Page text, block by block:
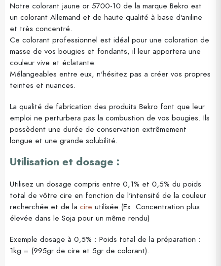
Notre colorant jaune or 5700-10 de la marque Bekro est
un colorant Allemand et de haute qualité à base d'aniline
et très concentré.
Ce colorant professionnel est idéal pour une coloration de
masse de vos bougies et fondants, il leur apportera une
couleur vive et éclatante.
Mélangeables entre eux, n'hésitez pas a créer vos propres
teintes et nuances.
La qualité de fabrication des produits Bekro font que leur
emploi ne perturbera pas la combustion de vos bougies. Ils
possèdent une durée de conservation extrêmement
longue et une grande solubilité.
Utilisation et dosage :
Utilisez un dosage compris entre 0,1% et 0,5% du poids
total de vôtre cire en fonction de l'intensité de la couleur
recherchée et de la cire utilisée (Ex. Concentration plus
élevée dans le Soja pour un même rendu)
Exemple dosage à 0,5% : Poids total de la préparation :
1kg = (995gr de cire et 5gr de colorant).